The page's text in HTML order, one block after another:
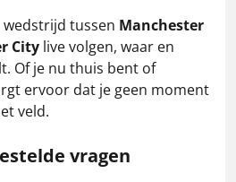
wedstrijd tussen Manchester
City live volgen, waar en
Of je nu thuis bent of
ervoor dat je geen moment
veld.
vragen